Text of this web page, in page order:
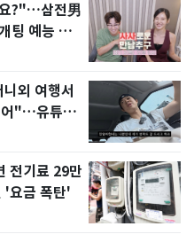
?"…삼전男
팅 예능 화
외 여행서
어"…유튜브
전기료 29만
요금 폭탄'